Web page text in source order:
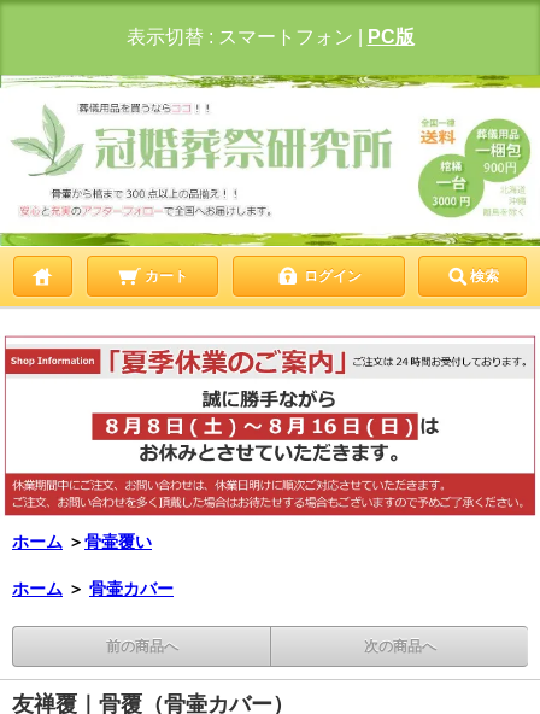
表示切替 : スマートフォン PC版
カート ログイン 検索
ホーム ＞骨壷覆い
ホーム ＞ 骨壷カバー
前の商品へ 次の商品へ
友禅覆｜骨覆（骨壷カバー）